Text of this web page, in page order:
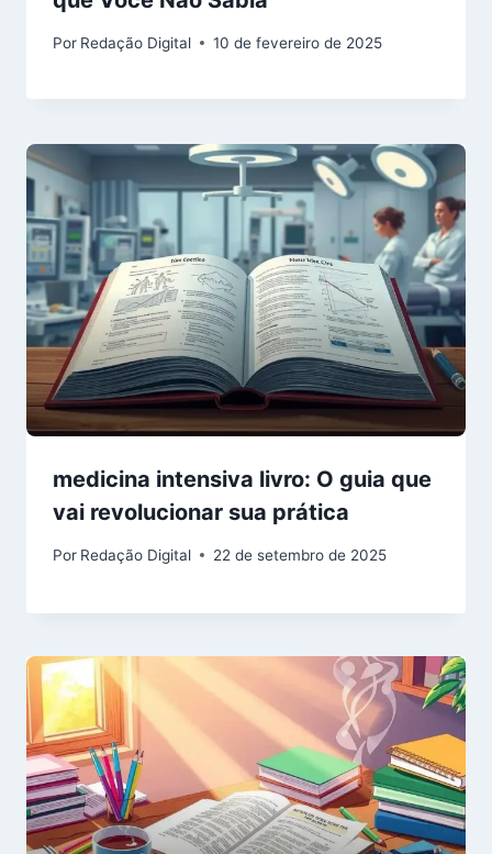
Por Redação Digital 10 de fevereiro de 2025
medicina intensiva livro: O guia que
vai revolucionar sua prática
Por Redação Digital 22 de setembro de 2025